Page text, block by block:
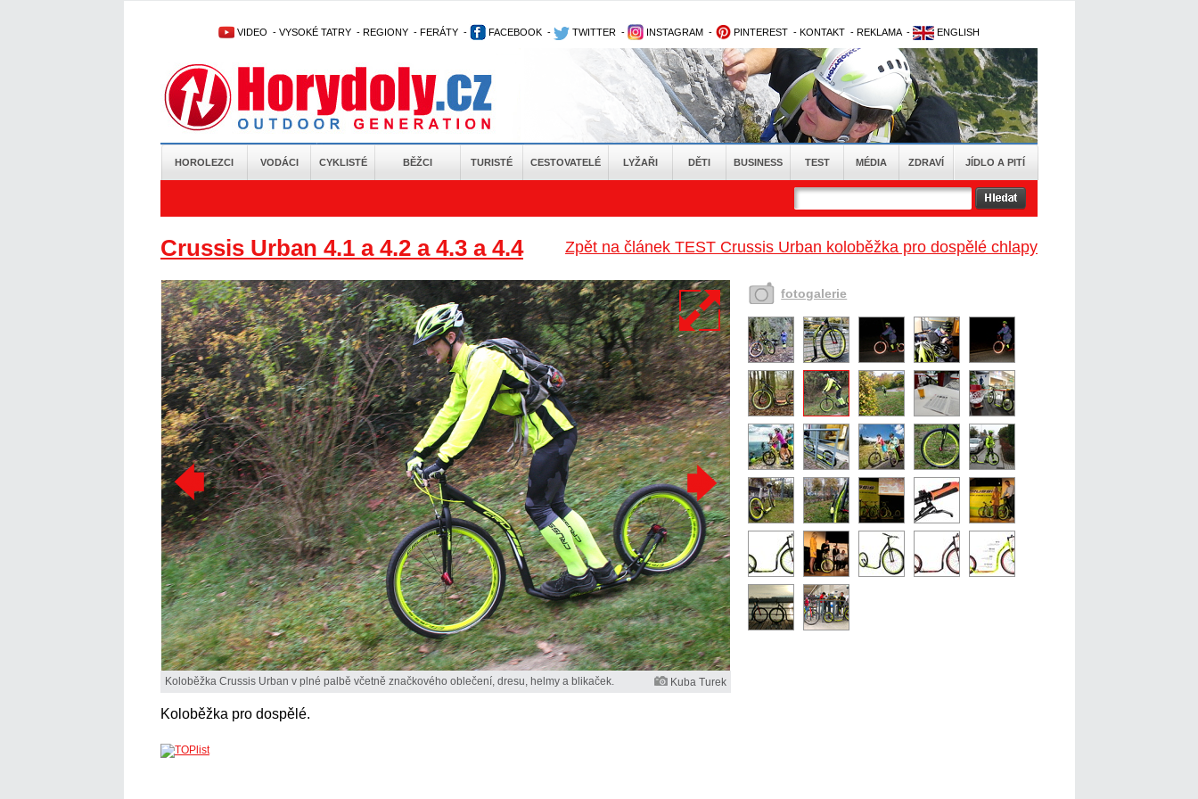
VIDEO - VYSOKÉ TATRY - REGIONY - FERÁTY - FACEBOOK - TWITTER - INSTAGRAM - PINTEREST - KONTAKT - REKLAMA - ENGLISH
HOROLEZCI VODÁCI CYKLISTÉ BĚŽCI TURISTÉ CESTOVATELÉ LYŽAŘI DĚTI BUSINESS TEST MÉDIA ZDRAVÍ JÍDLO A PITÍ
Zpět na článek TEST Crussis Urban koloběžka pro dospělé chlapy
Crussis Urban 4.1 a 4.2 a 4.3 a 4.4
Koloběžka Crussis Urban v plné palbě včetně značkového oblečení, dresu, helmy a blikaček. Kuba Turek
Koloběžka pro dospělé.
fotogalerie